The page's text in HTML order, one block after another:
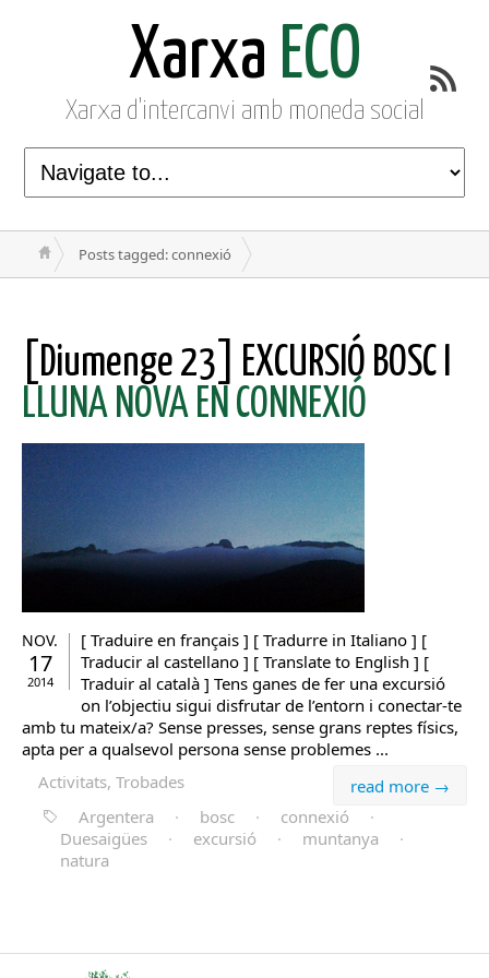
Xarxa ECO
Xarxa d'intercanvi amb moneda social
Posts tagged: connexió
[Diumenge 23] EXCURSIÓ BOSC I
LLUNA NOVA EN CONNEXIÓ
NOV.
17
2014
[ Traduire en français ] [ Tradurre in Italiano ] [
Traducir al castellano ] [ Translate to English ] [
Traduir al català ] Tens ganes de fer una excursió
on l’objectiu sigui disfrutar de l’entorn i conectar-te
amb tu mateix/a? Sense presses, sense grans reptes físics,
apta per a qualsevol persona sense problemes ...
read more →
Activitats, Trobades
Argentera
· bosc · connexió
·
Duesaigües
· excursió · muntanya
·
natura